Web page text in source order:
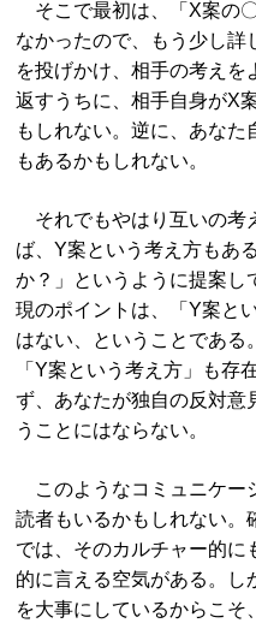
そこで最初は、「X案の
なかったので、もう少し詳
を投げかけ、相手の考えを
返すうちに、相手自身がX
もしれない。逆に、あなた
もあるかもしれない。
それでもやはり互いの考
ば、Y案という考え方もあ
か？」というように提案し
現のポイントは、「Y案と
はない、ということである
「Y案という考え方」も存
ず、あなたが独自の反対意
うことにはならない。
このようなコミュニケー
読者もいるかもしれない。
では、そのカルチャー的に
的に言える空気がある。し
を大事にしているからこそ